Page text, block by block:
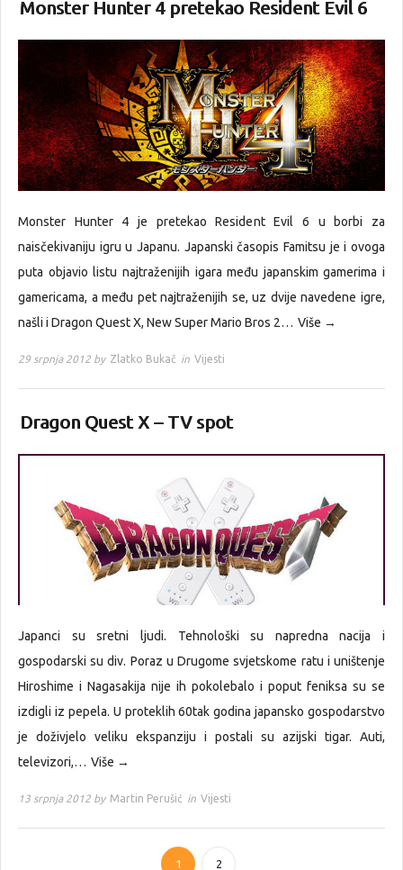
Monster Hunter 4 pretekao Resident Evil 6
Monster Hunter 4 je pretekao Resident Evil 6 u borbi za
naisčekivaniju igru u Japanu. Japanski časopis Famitsu je i ovoga
puta objavio listu najtraženijih igara među japanskim gamerima i
gamericama, a među pet najtraženijih se, uz dvije navedene igre,
našli i Dragon Quest X, New Super Mario Bros 2… Više →
29 srpnja 2012 by Zlatko Bukač in Vijesti
Dragon Quest X – TV spot
Japanci su sretni ljudi. Tehnološki su napredna nacija i
gospodarski su div. Poraz u Drugome svjetskome ratu i uništenje
Hiroshime i Nagasakija nije ih pokolebalo i poput feniksa su se
izdigli iz pepela. U proteklih 60tak godina japansko gospodarstvo
je doživjelo veliku ekspanziju i postali su azijski tigar. Auti,
televizori,… Više →
13 srpnja 2012 by Martin Perušić in Vijesti
1 2